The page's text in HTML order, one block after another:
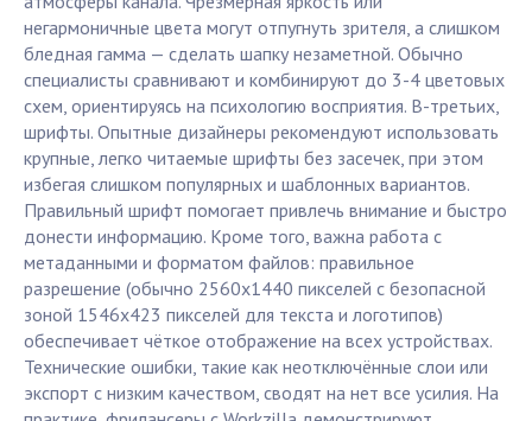
негармоничные цвета могут отпугнуть зрителя, а слишком
бледная гамма — сделать шапку незаметной. Обычно
специалисты сравнивают и комбинируют до 3-4 цветовых
схем, ориентируясь на психологию восприятия. В-третьих,
шрифты. Опытные дизайнеры рекомендуют использовать
крупные, легко читаемые шрифты без засечек, при этом
избегая слишком популярных и шаблонных вариантов.
Правильный шрифт помогает привлечь внимание и быстро
донести информацию. Кроме того, важна работа с
метаданными и форматом файлов: правильное
разрешение (обычно 2560x1440 пикселей с безопасной
зоной 1546x423 пикселей для текста и логотипов)
обеспечивает чёткое отображение на всех устройствах.
Технические ошибки, такие как неотключённые слои или
экспорт с низким качеством, сводят на нет все усилия. На